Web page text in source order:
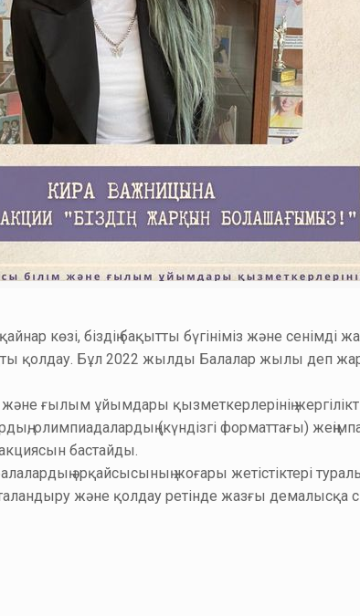
көзі, біздің бақытты бүгініміз және
қолдау. Бұл 2022 жылды Балалар жылы деп
ғылым ұйымдары қызметкерлерінің
олимпиадалардың (күндізгі форматтағы)
бастайды.
әрқайсысының жоғары жетістіктері
және қолдау ретінде жазғы